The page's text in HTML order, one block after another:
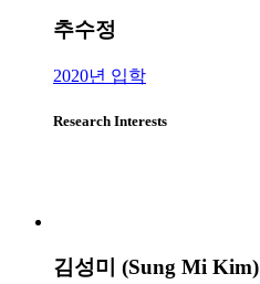
추수정
2020년 입학
Research Interests
김성미 (Sung Mi Kim)